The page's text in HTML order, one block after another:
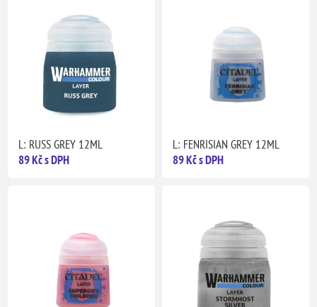
L: RUSS GREY 12ML
89 Kč s DPH
L: FENRISIAN GREY 12ML
89 Kč s DPH